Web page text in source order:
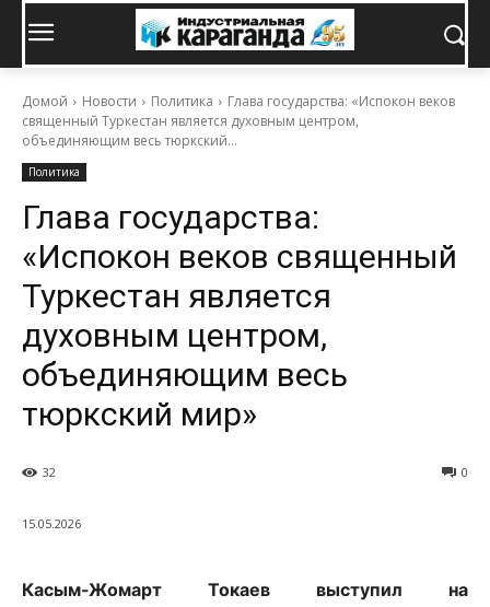
Домой Новости Политика
Глава государства: «Испокон веков
священный Туркестан является духовным центром,
объединяющим весь тюркский...
Политика
Глава государства:
«Испокон веков священный
Туркестан является
духовным центром,
объединяющим весь
тюркский мир»
0
32
15.05.2026
Касым-Жомарт Токаев выступил на